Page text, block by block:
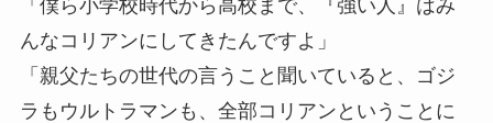
「僕ら小学校時代から高校まで、『強い人』はみ
んなコリアンにしてきたんですよ」
「親父たちの世代の言うこと聞いていると、ゴジ
ラもウルトラマンも、全部コリアンということに